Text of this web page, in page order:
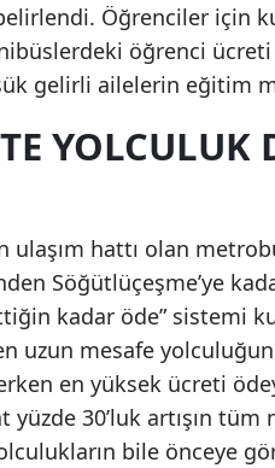
Öğrenciler için
öğrenci ücreti
gelirli ailelerin eğitim
ulaşım hattı olan
Söğütlüçeşme’ye
kadar öde” sistemi
uzun mesafe
en yüksek ücreti
yüzde 30’luk artışın
bile önceye